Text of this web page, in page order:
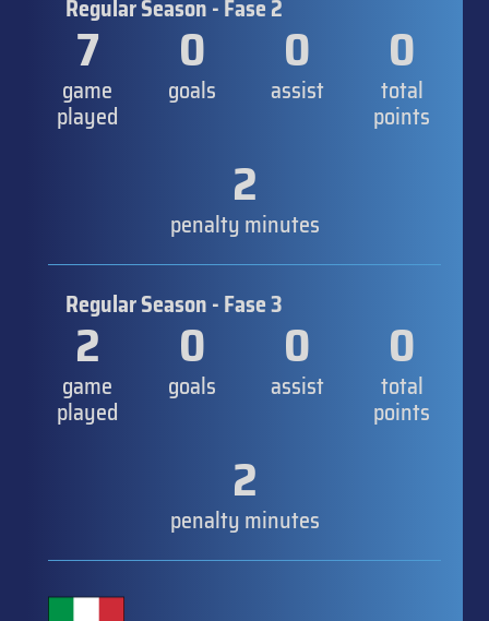
Regular Season - Fase 2
7
game
played
0
goals
0
assist
0
total
points
2
penalty minutes
Regular Season - Fase 3
2
game
played
0
goals
0
assist
0
total
points
2
penalty minutes